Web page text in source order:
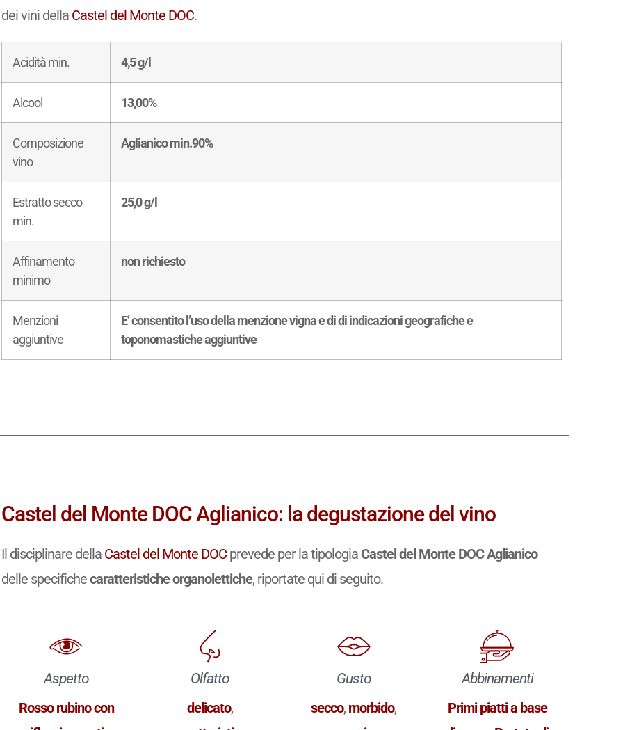
dei vini della Castel del Monte DOC.
Acidità min. 4,5 g/l
Alcool 13,00%
Composizione
vino
Aglianico min.90%
Estratto secco
min.
25,0 g/l
Affinamento
minimo
non richiesto
Menzioni
aggiuntive
E’ consentito l’uso della menzione vigna e di di indicazioni geografiche e
toponomastiche aggiuntive
Castel del Monte DOC Aglianico: la degustazione del vino
Il disciplinare della Castel del Monte DOC prevede per la tipologia Castel del Monte DOC Aglianico
delle specifichecaratteristiche organolettiche, riportate qui di seguito.
Aspetto
Rosso rubino con
Olfatto
delicato,
Gusto
secco, morbido,
Abbinamenti
Primi piatti a base